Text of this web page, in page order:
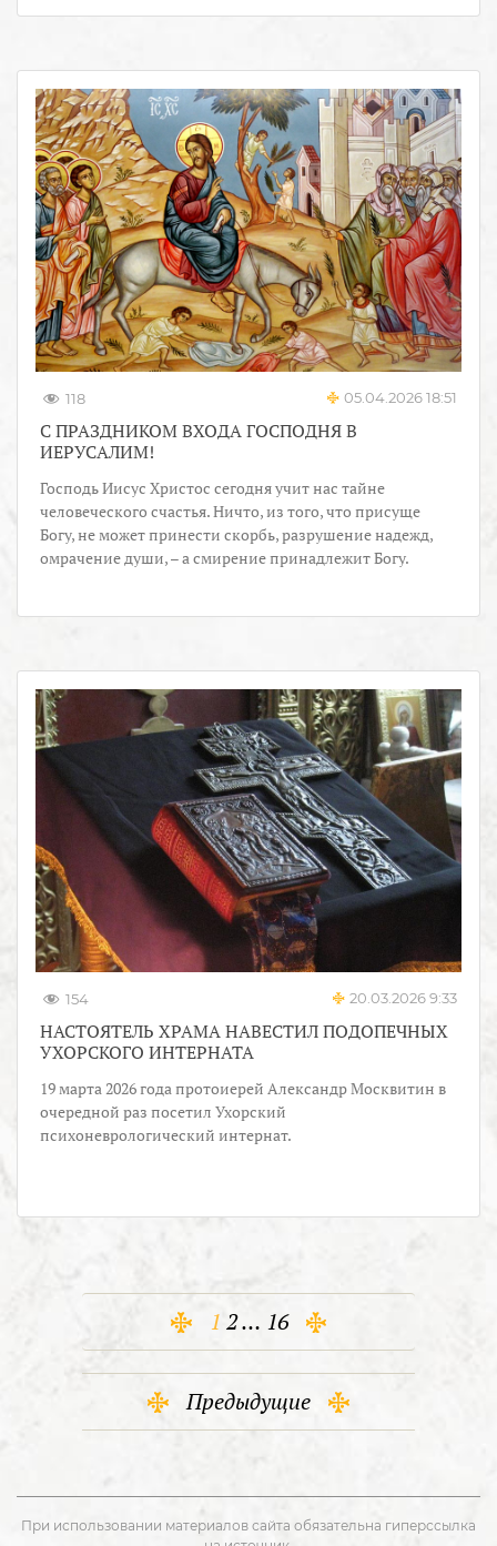
118 05.04.2026 18:51
С ПРАЗДНИКОМ ВХОДА ГОСПОДНЯ В
ИЕРУСАЛИМ!
Господь Иисус Христос сегодня учит нас тайне
человеческого счастья. Ничто, из того, что присуще
Богу, не может принести скорбь, разрушение надежд,
омрачение души, – а смирение принадлежит Богу.
154 20.03.2026 9:33
НАСТОЯТЕЛЬ ХРАМА НАВЕСТИЛ ПОДОПЕЧНЫХ
УХОРСКОГО ИНТЕРНАТА
19 марта 2026 года протоиерей Александр Москвитин в
очередной раз посетил Ухорский
психоневрологический интернат.
1 2… 16
Предыдущие
При использовании материалов сайта обязательна гиперссылка